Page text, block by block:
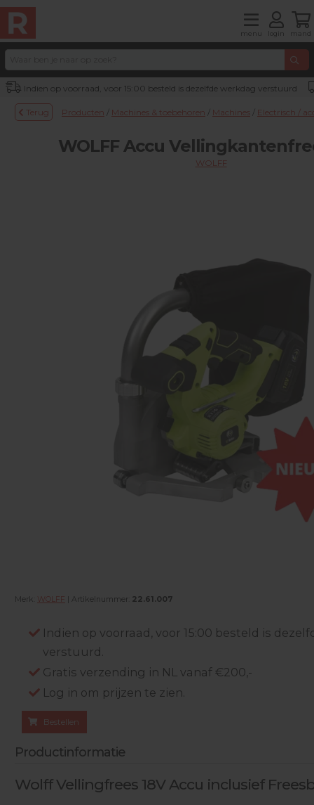
menu login mand
Indien op voorraad, voor 15:00 besteld is dezelfde werkdag verstuurd
Terug Producten / Machines & toebehoren / Machines / Electrisch /
WOLFF Accu
WOLFF
Merk: WOLFF | Artikelnummer: 22.61.007
Indien op voorraad, voor 15:00 besteld is
verstuurd.
Gratis verzending in NL vanaf €200,-
Log in om prijzen te zien.
Bestellen
Productinformatie
Wolff Vellingfrees 18V Accu inclusief